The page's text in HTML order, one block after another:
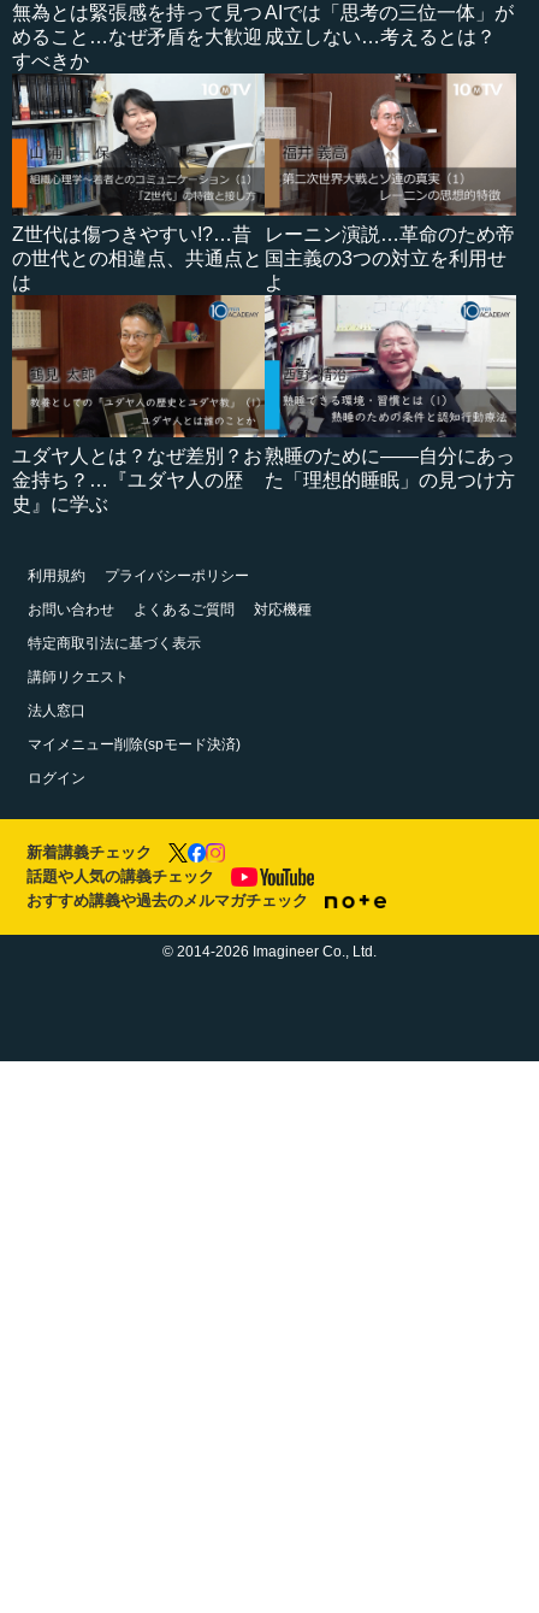
無為とは緊張感を持って見つ
めること…なぜ矛盾を大歓迎
すべきか
AIでは「思考の三位一体」が
成立しない…考えるとは？
Z世代は傷つきやすい!?…昔
の世代との相違点、共通点と
は
レーニン演説…革命のため帝
国主義の3つの対立を利用せ
よ
ユダヤ人とは？なぜ差別？お
金持ち？…『ユダヤ人の歴
史』に学ぶ
熟睡のために――自分にあっ
た「理想的睡眠」の見つけ方
利用規約
プライバシーポリシー
お問い合わせ
よくあるご質問
対応機種
特定商取引法に基づく表示
講師リクエスト
法人窓口
マイメニュー削除(spモード決済)
ログイン
新着講義チェック
話題や人気の講義チェック
おすすめ講義や過去のメルマガチェック
© 2014-2026 Imagineer Co., Ltd.